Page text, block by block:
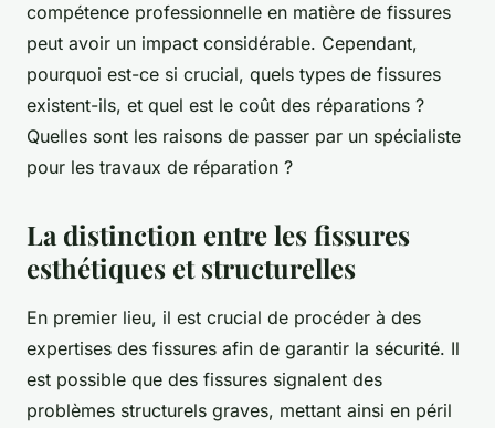
compétence professionnelle en matière de fissures
peut avoir un impact considérable. Cependant,
pourquoi est-ce si crucial, quels types de fissures
existent-ils, et quel est le coût des réparations ?
Quelles sont les raisons de passer par un spécialiste
pour les travaux de réparation ?
La distinction entre les fissures
esthétiques et structurelles
En premier lieu, il est crucial de procéder à des
expertises des fissures afin de garantir la sécurité. Il
est possible que des fissures signalent des
problèmes structurels graves, mettant ainsi en péril